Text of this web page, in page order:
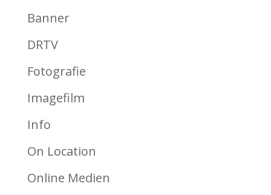
Banner
DRTV
Fotografie
Imagefilm
Info
On Location
Online Medien